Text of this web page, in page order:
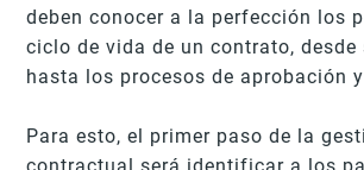
deben conocer a la perfección los
ciclo de vida de un contrato, desde
hasta los procesos de aprobación
Para esto, el primer paso de la